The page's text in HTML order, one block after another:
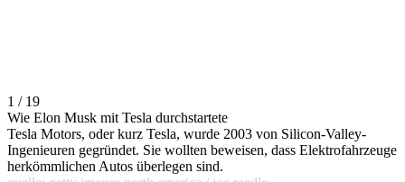
1 / 19
Wie Elon Musk mit Tesla durchstartete
Tesla Motors, oder kurz Tesla, wurde 2003 von Silicon-Valley-
Ingenieuren gegründet. Sie wollten beweisen, dass Elektrofahrzeuge
herkömmlichen Autos überlegen sind.